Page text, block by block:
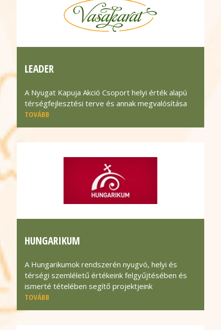
LEADER
A Nyugat Kapuja Akció Csoport helyi érték alapú
térségfejlesztési terve és annak megvalósítása
TOVÁBB
HUNGARIKUM
A Hungarikumok rendszerén nyugvó, helyi és
térségi szemléletű értékeink felgyűjtésében és
ismerté tételében segítő projektjeink
TOVÁBB